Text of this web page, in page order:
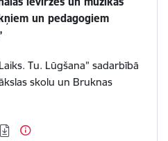
un pedagogiem
Tu. Lūgšana” sadarbībā
skolu un Bruknas